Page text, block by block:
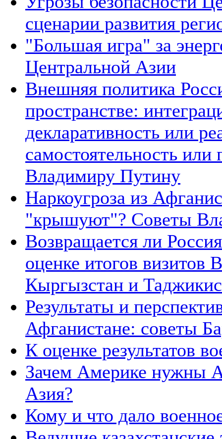
сценарии развития
"Большая игра" за
Центральной Азии
Внешняя политика
пространстве:
декларативность или
самостоятельность
Владимиру Путину
Наркоугроза из
"крышуют"? Советы
Возвращается ли
оценке итогов визитов
Кыргызстан и
Результаты и
Афганистане: советы
К оценке результатов
Зачем Америке нужны
Азия?
Кому и что дало